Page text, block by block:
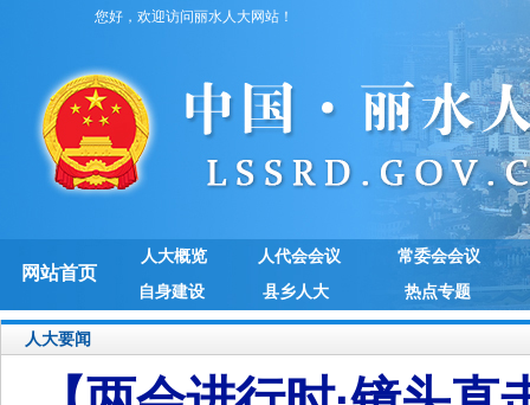
您好，欢迎访问丽水人大网站！
网站首页
人大概览 人代会会议
常委会会议
自身建设
县乡人大 热点专题
人大要闻